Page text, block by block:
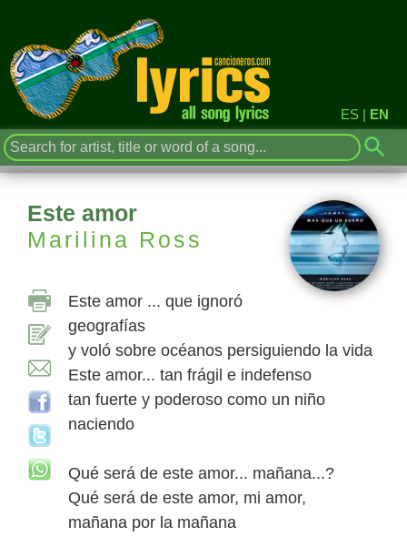
ES | EN
Este amor
Marilina Ross
Este amor ... que ignoró
geografías
y voló sobre océanos persiguiendo la vida
Este amor... tan frágil e indefenso
tan fuerte y poderoso como un niño
naciendo
Qué será de este amor... mañana...?
Qué será de este amor, mi amor,
mañana por la mañana